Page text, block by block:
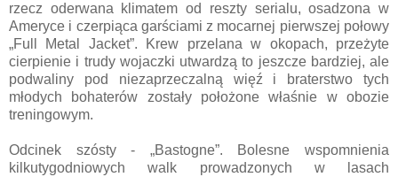
rzecz oderwana klimatem od reszty serialu, osadzona w
Ameryce i czerpiąca garściami z mocarnej pierwszej połowy
„Full Metal Jacket”. Krew przelana w okopach, przeżyte
cierpienie i trudy wojaczki utwardzą to jeszcze bardziej, ale
podwaliny pod niezaprzeczalną więź i braterstwo tych
młodych bohaterów zostały położone właśnie w obozie
treningowym.
Odcinek szósty - „Bastogne”. Bolesne wspomnienia
kilkutygodniowych walk prowadzonych w lasach